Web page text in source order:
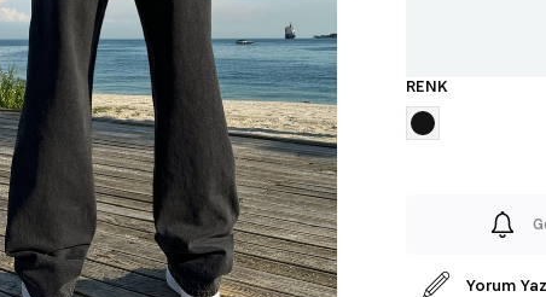
RENK
Yorum Yaz